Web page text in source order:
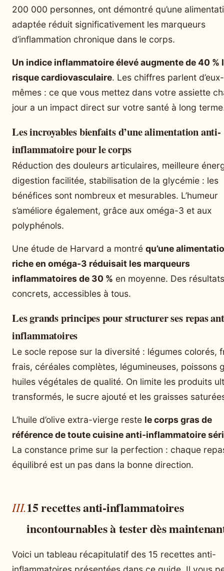
200 000 personnes, ont démontré qu’une
adaptée réduit significativement les marqueurs
d’inflammation chronique dans le corps.
Un indice inflammatoire élevé augmente de 40 %
risque cardiovasculaire. Les chiffres parlent d’eux-
mêmes : ce que vous mettez dans votre assiette
jour a un impact direct sur votre santé à long
Les incroyables bienfaits d’une alimentation anti-
inflammatoire pour le corps
Réduction des douleurs articulaires, meilleure
digestion facilitée, stabilisation de la glycémie : les
bénéfices sont nombreux et mesurables. L’humeur
s’améliore également, grâce aux oméga-3 et aux
polyphénols.
Une étude de Harvard a montré qu’une
riche en oméga-3 réduisait les marqueurs
inflammatoires de 30 % en moyenne. Des résultats
concrets, accessibles à tous.
Les grands principes pour structurer ses repas
inflammatoires
Le socle repose sur la diversité : légumes colorés,
frais, céréales complètes, légumineuses, poissons
huiles végétales de qualité. On limite les produits
transformés, le sucre ajouté et les graisses
L’huile d’olive extra-vierge reste le corps gras de
référence de toute cuisine anti-inflammatoire
La constance prime sur la perfection : chaque
équilibré est un pas dans la bonne direction.
15 recettes anti-inflammatoires
incontournables à tester dès
Voici un tableau récapitulatif des 15 recettes anti-